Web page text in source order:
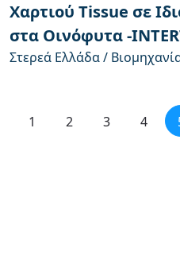
Χαρτιού Tissue σε
στα Οινόφυτα -
Στερεά Ελλάδα /
1 2 3 4